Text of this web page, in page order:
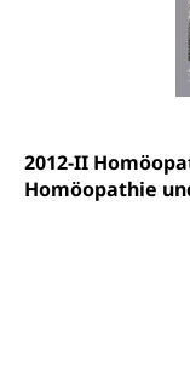
2012-II
Homöopathie